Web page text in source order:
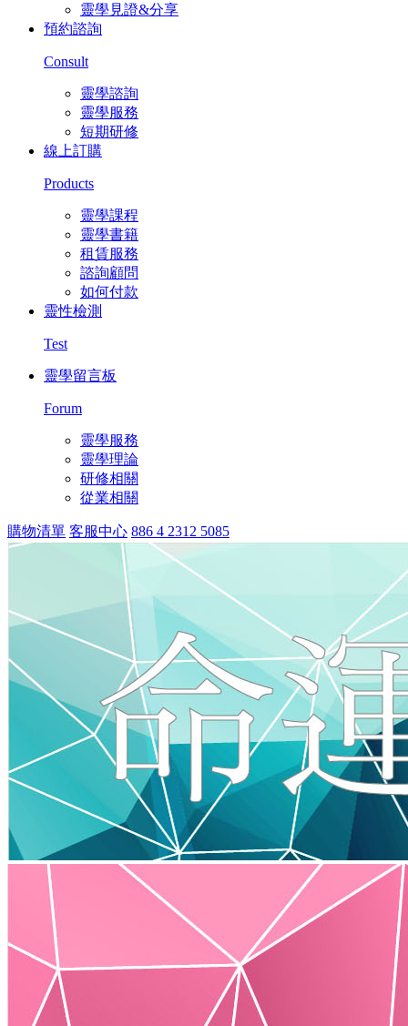
靈學見證&分享
預約諮詢
Consult
靈學諮詢
靈學服務
短期研修
線上訂購
Products
靈學課程
靈學書籍
租賃服務
諮詢顧問
如何付款
靈性檢測
Test
靈學留言板
Forum
靈學服務
靈學理論
研修相關
從業相關
購物清單 客服中心 886 4 2312 5085